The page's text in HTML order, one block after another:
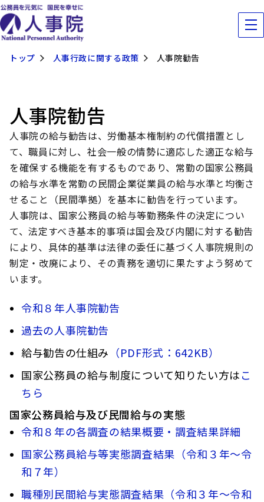
トップ 人事行政に関する政策 人事院勧告
人事院勧告
人事院の給与勧告は、労働基本権制約の代償措置とし
て、職員に対し、社会一般の情勢に適応した適正な給与
を確保する機能を有するものであり、常勤の国家公務員
の給与水準を常勤の民間企業従業員の給与水準と均衡さ
せること（民間準拠）を基本に勧告を行っています。
人事院は、国家公務員の給与等勤務条件の決定につい
て、法定すべき基本的事項は国会及び内閣に対する勧告
により、具体的基準は法律の委任に基づく人事院規則の
制定・改廃により、その責務を適切に果たすよう努めて
います。
令和８年人事院勧告
過去の人事院勧告
給与勧告の仕組み （PDF形式：642KB）
国家公務員の給与制度について知りたい方はこ
ちら
国家公務員給与及び民間給与の実態
令和８年の各調査の結果概要・調査結果詳細
国家公務員給与等実態調査結果（令和３年～令
和７年）
職種別民間給与実態調査結果（令和３年～令和